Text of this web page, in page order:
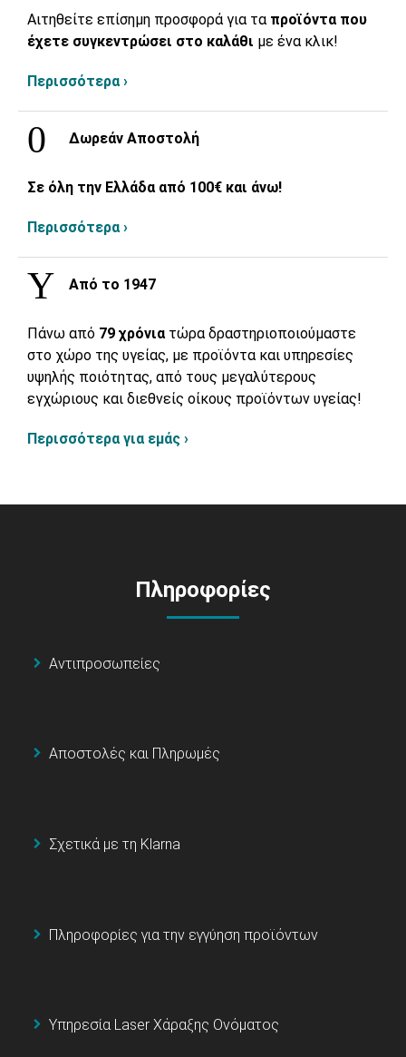
Αιτηθείτε επίσημη προσφορά για τα προϊόντα που
έχετε συγκεντρώσει στο καλάθι με ένα κλικ!
Περισσότερα ›
Δωρεάν Αποστολή
Σε όλη την Ελλάδα από 100€ και άνω!
Περισσότερα ›
Από το 1947
Πάνω από 79 χρόνια τώρα δραστηριοποιούμαστε
στο χώρο της υγείας, με προϊόντα και υπηρεσίες
υψηλής ποιότητας, από τους μεγαλύτερους
εγχώριους και διεθνείς οίκους προϊόντων υγείας!
Περισσότερα για εμάς ›
Πληροφορίες
Αντιπροσωπείες
Αποστολές και Πληρωμές
Σχετικά με τη Klarna
Πληροφορίες για την εγγύηση προϊόντων
Υπηρεσία Laser Χάραξης Ονόματος